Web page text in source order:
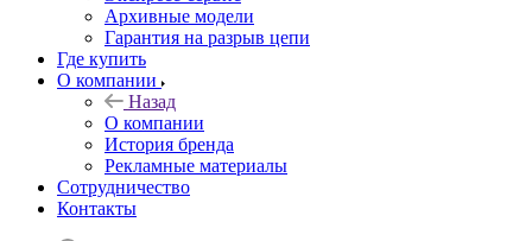
Архивные модели
Гарантия на разрыв цепи
Где купить
О компании
Назад
О компании
История бренда
Рекламные материалы
Сотрудничество
Контакты